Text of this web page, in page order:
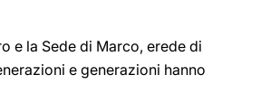
e la Sede di Marco, erede di
e generazioni hanno